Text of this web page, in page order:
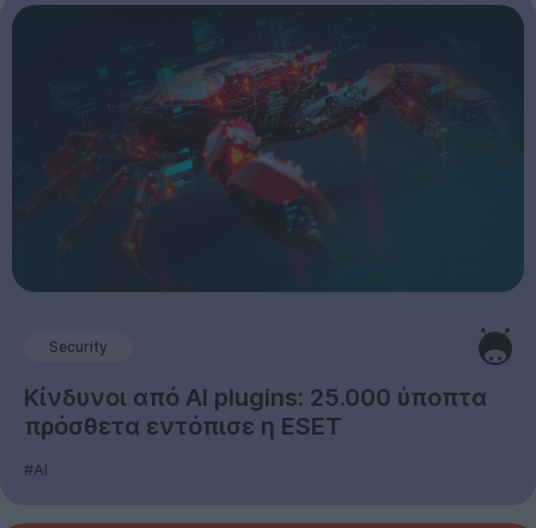
Security
Κίνδυνοι από AI plugins: 25.000 ύποπτα
πρόσθετα εντόπισε η ESET
#AI